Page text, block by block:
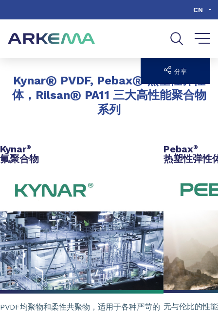
CN
Kynar® PVDF, Pebax®热塑性弹性
体，Rilsan® PA11 三大高性能聚合物
系列
分享
Kynar®
氟聚合物
PVDF均聚物和柔性共聚物，适用于各种严苛的
Pebax®
热塑性弹性
无与伦比的性